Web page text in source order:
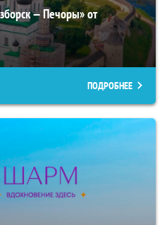
— Печоры» от
ПОДРОБНЕЕ